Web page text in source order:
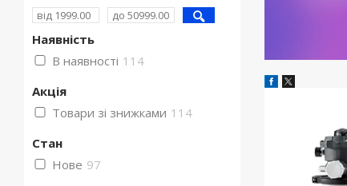
Наявність
В наявності 114
Акція
Товари зі знижками 114
Стан
Нове 97